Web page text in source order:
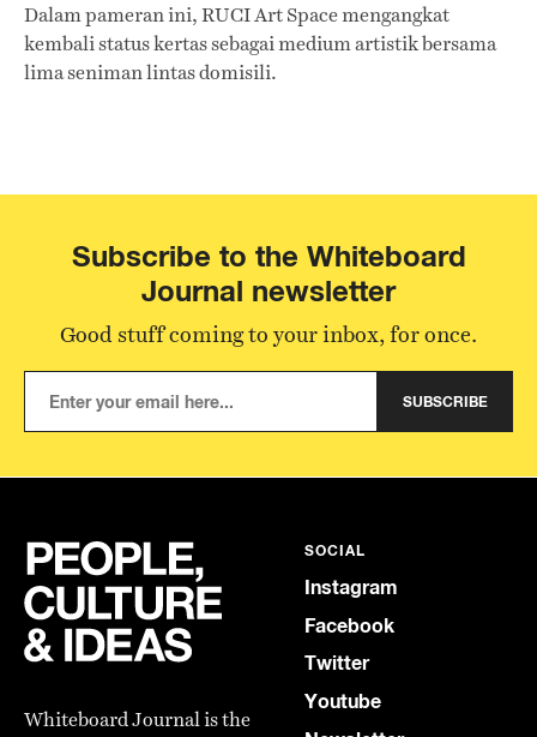
Dalam pameran ini, RUCI Art Space mengangkat
kembali status kertas sebagai medium artistik bersama
lima seniman lintas domisili.
Subscribe to the Whiteboard
Journal newsletter
Good stuff coming to your inbox, for once.
SUBSCRIBE
Whiteboard Journal is the
SOCIAL
Instagram
Facebook
Twitter
Youtube